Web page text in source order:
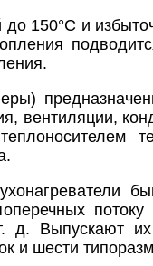
до 150°С и
вентиляции,
потоку
д. Выпускают
и шести